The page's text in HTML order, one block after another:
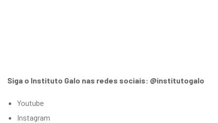
Siga o Instituto Galo nas redes sociais: @institutogalo
Youtube
Instagram